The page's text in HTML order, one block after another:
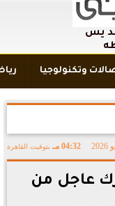
يس
وتكنولوجيا
04:32 مـ بتوقيت القاهرة
عاجل من